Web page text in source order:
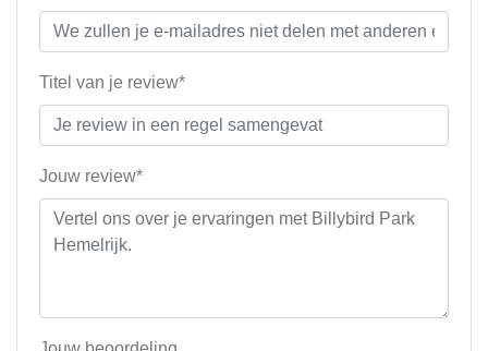
Titel van je review*
Jouw review*